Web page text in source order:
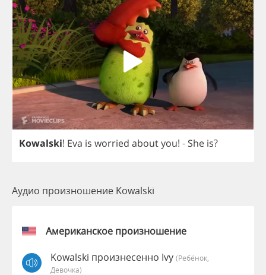
Kowalski! Eva is worried aboutyou! - She is?
Аудио произношение Kowalski
Американское произношение
Kowalski произнесенно Ivy (Ребёнок,
Девочка)